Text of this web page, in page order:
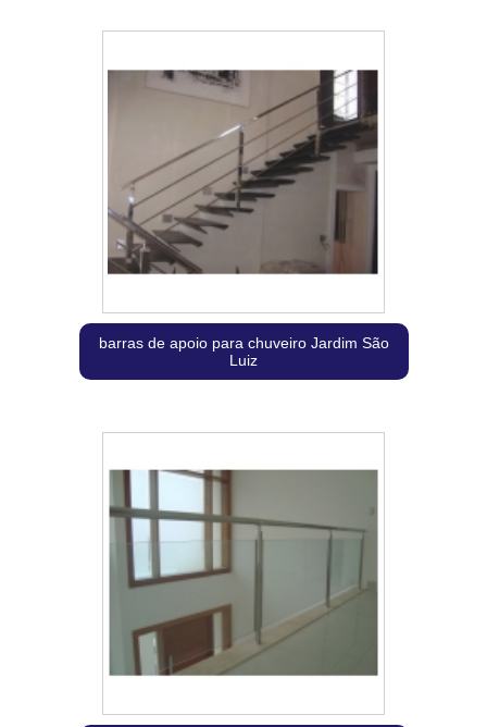
barras de apoio para chuveiro Jardim São
Luiz